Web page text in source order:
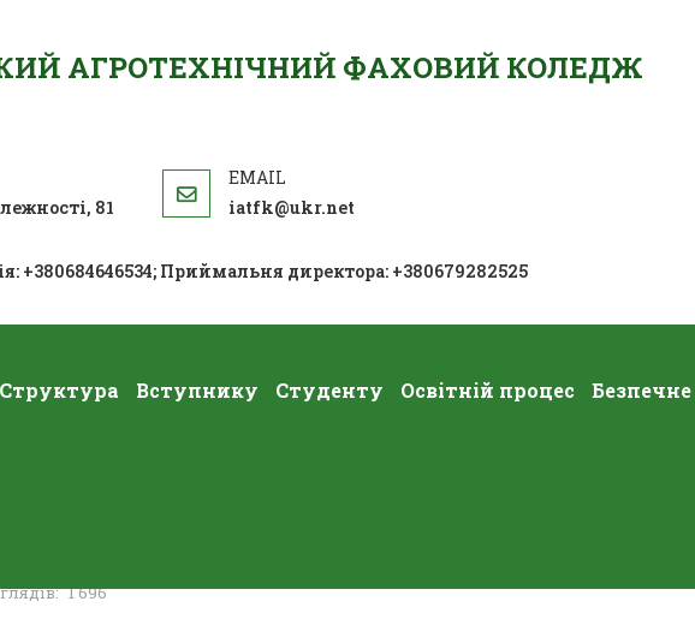
АГРОТЕХНІЧНИЙ ФАХОВИЙ КОЛЕДЖ
81 iatfk@ukr.net
+380684646534; Приймальня директора: +380679282525
Структура Вступнику Студенту Освітній процес
1 696